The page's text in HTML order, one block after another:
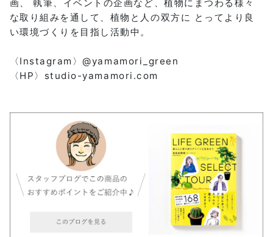
画、 執筆、イベントの企画など、植物にまつわる様々
な取り組みを通して、植物と人の双方に とってより良
い環境づくりを目指し活動中。
〈Instagram〉@yamamori_green
〈HP〉studio-yamamori.com